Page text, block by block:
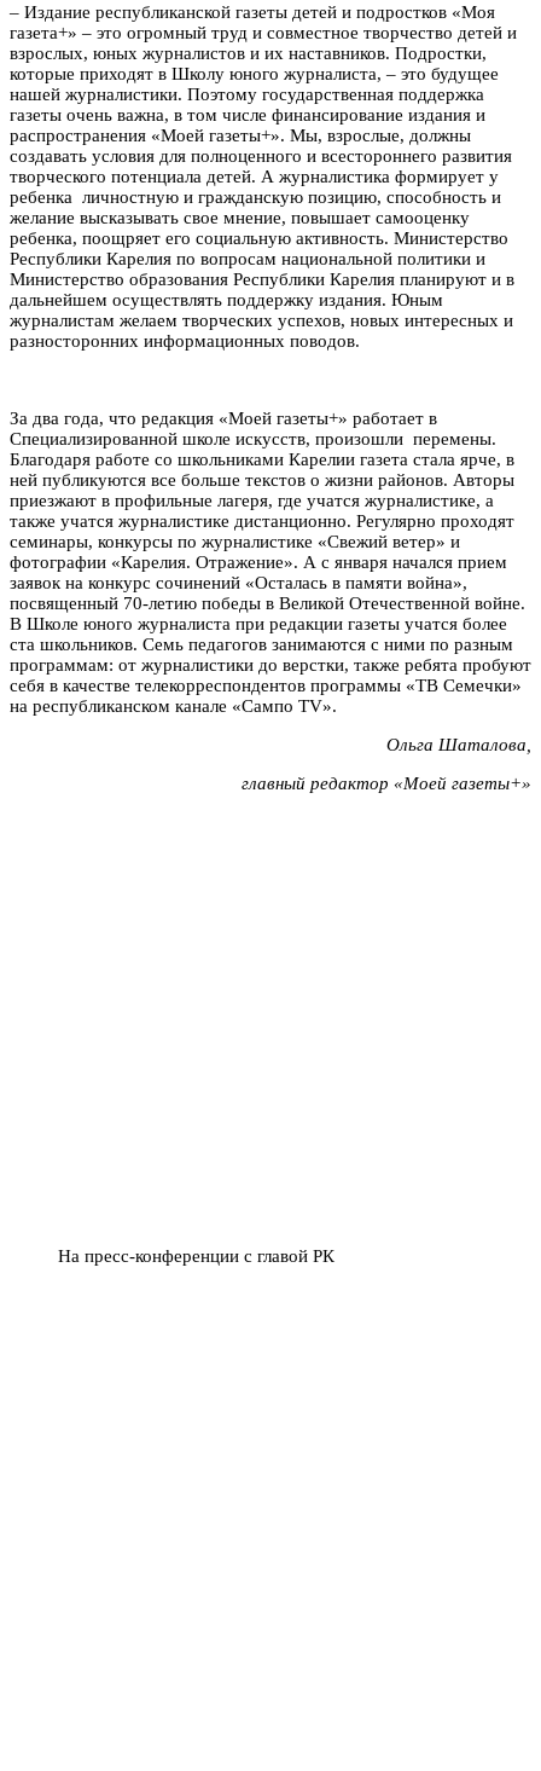
– Издание республиканской газеты детей и подростков «Моя
газета+» – это огромный труд и совместное творчество детей и
взрослых, юных журналистов и их наставников. Подростки,
которые приходят в Школу юного журналиста, – это будущее
нашей журналистики. Поэтому государственная поддержка
газеты очень важна, в том числе финансирование издания и
распространения «Моей газеты+». Мы, взрослые, должны
создавать условия для полноценного и всестороннего развития
творческого потенциала детей. А журналистика формирует у
ребенка личностную и гражданскую позицию, способность и
желание высказывать свое мнение, повышает самооценку
ребенка, поощряет его социальную активность. Министерство
Республики Карелия по вопросам национальной политики и
Министерство образования Республики Карелия планируют и в
дальнейшем осуществлять поддержку издания. Юным
журналистам желаем творческих успехов, новых интересных и
разносторонних информационных поводов.
За два года, что редакция «Моей газеты+» работает в
Специализированной школе искусств, произошли перемены.
Благодаря работе со школьниками Карелии газета стала ярче, в
ней публикуются все больше текстов о жизни районов. Авторы
приезжают в профильные лагеря, где учатся журналистике, а
также учатся журналистике дистанционно. Регулярно проходят
семинары, конкурсы по журналистике «Свежий ветер» и
фотографии «Карелия. Отражение». А с января начался прием
заявок на конкурс сочинений «Осталась в памяти война»,
посвященный 70-летию победы в Великой Отечественной войне.
В Школе юного журналиста при редакции газеты учатся более
ста школьников. Семь педагогов занимаются с ними по разным
программам: от журналистики до верстки, также ребята пробуют
себя в качестве телекорреспондентов программы «ТВ Семечки»
на республиканском канале «Сампо TV».
Ольга Шаталова,
главный редактор «Моей газеты+»
На пресс-конференции с главой РК